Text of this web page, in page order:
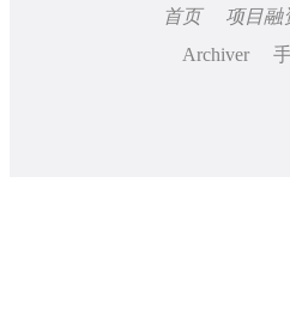
首页 项目融
Archiver